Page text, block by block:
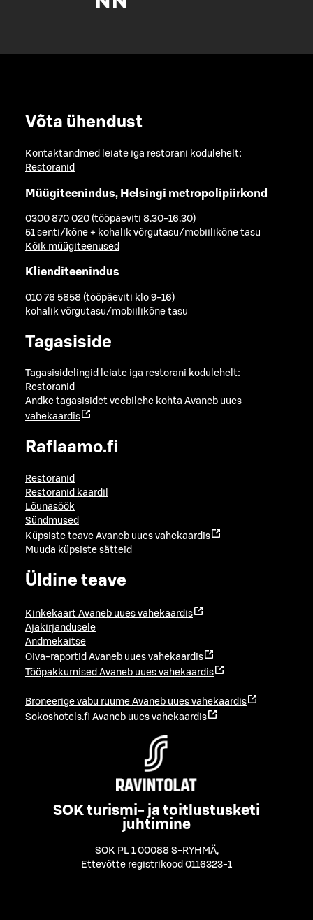
Võta ühendust
Kontaktandmed leiate iga restorani kodulehelt:
Restoranid
Müügiteenindus, Helsingi metropolipiirkond
0300 870 020 (tööpäeviti 8.30-16.30)
51 senti/kõne + kohalik võrgutasu/mobiilikõne tasu
Kõik müügiteenused
Klienditeenindus
010 76 5858 (tööpäeviti klo 9-16)
kohalik võrgutasu/mobiilikõne tasu
Tagasiside
Tagasisidelingid leiate iga restorani kodulehelt:
Restoranid
Andke tagasisidet veebilehe kohta Avaneb uues
vahekaardis
Raflaamo.fi
Restoranid
Restoranid kaardil
Lõunasöök
Sündmused
Küpsiste teave Avaneb uues vahekaardis
Muuda küpsiste sätteid
Üldine teave
Kinkekaart Avaneb uues vahekaardis
Ajakirjandusele
Andmekaitse
Oiva-raportid Avaneb uues vahekaardis
Tööpakkumised Avaneb uues vahekaardis
Broneerige vabu ruume Avaneb uues vahekaardis
Sokoshotels.fi Avaneb uues vahekaardis
SOK turismi- ja toitlustusketi
juhtimine
SOK PL 1 00088 S-RYHMÄ,
Ettevõtte registrikood 0116323-1